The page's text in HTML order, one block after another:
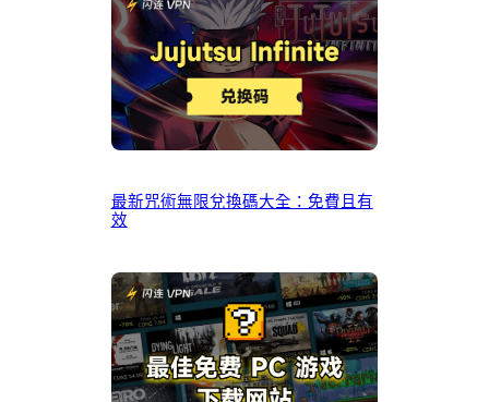
最新咒術無限兌換碼大全：免費且有
效